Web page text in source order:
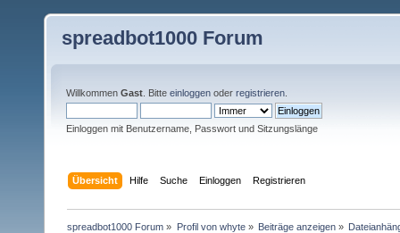
spreadbot1000 Forum
Willkommen Gast . Bitte einloggen oder registrieren
Einloggen mit Benutzername, Passwort und Sitzungslänge
Übersicht Hilfe Suche Einloggen Registrieren
spreadbot1000 Forum » Profil von whyte» Beiträge anzeigen»